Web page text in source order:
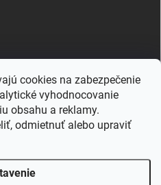
cookies na zabezpečenie
vyhodnocovanie
obsahu a reklamy.
odmietnuť alebo upraviť